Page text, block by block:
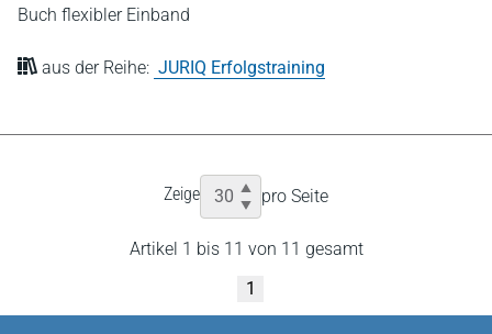
Buch flexibler Einband
aus der Reihe: JURIQ Erfolgstraining
Zeige pro Seite
Artikel 1 bis 11 von 11 gesamt
1